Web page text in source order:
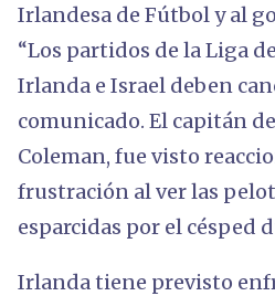
Irlandesa de Fútbol y al
“Los partidos de la Liga
Irlanda e Israel deben
comunicado. El capitán
Coleman, fue visto
frustración al ver las
esparcidas por el césped
Irlanda tiene previsto